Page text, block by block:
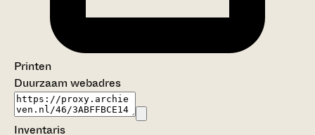
Printen
Duurzaam webadres
Inventaris